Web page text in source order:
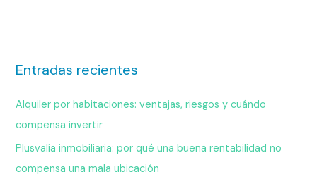
Entradas recientes
Alquiler por habitaciones: ventajas, riesgos y cuándo
compensa invertir
Plusvalía inmobiliaria: por qué una buena rentabilidad no
compensa una mala ubicación